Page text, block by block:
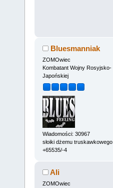
Bluesmanniak
ZOMOwiec
Kombatant Wojny Rosyjsko-
Japońskiej
Wiadomości: 30967
słoiki dżemu truskawkowego
+65535/-4
Ali
ZOMOwiec